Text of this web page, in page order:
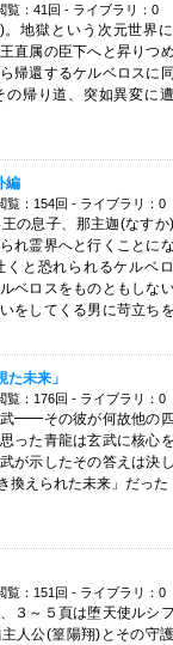
覧：41回 - ライブラリ：0
地獄という次元世界
直属の臣下へと昇りつ
帰還するケルベロスに
の帰り道、突如異変に
編
覧：154回 - ライブラリ：0
の息子、那主迦(なす
れ霊界へと行くことに
くと恐れられるケルベ
ベロスをものともしな
をしてくる男に苛立ち
未来」
覧：176回 - ライブラリ：0
━━その彼が何故他の
った青龍は玄武に核心
が示したその答えは決
換えられた未来」だった
覧：151回 - ライブラリ：0
３～５頁は堕天使ルシ
人公(篁陽翔)とその守